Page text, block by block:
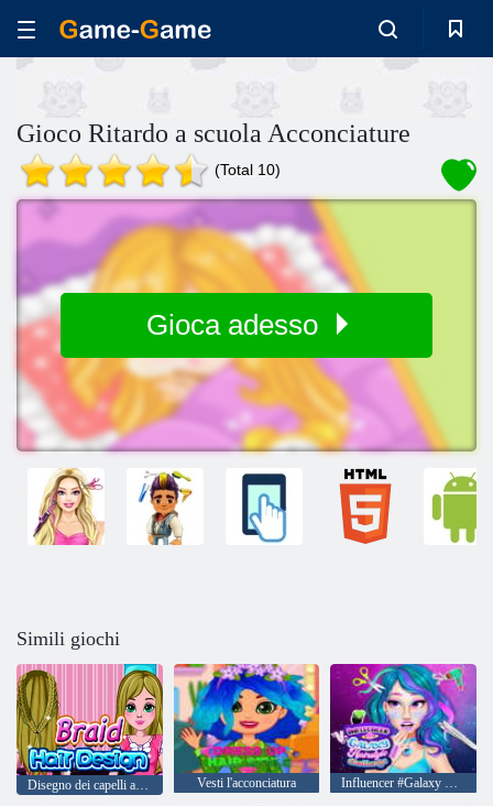
Gioco Ritardo a scuola Acconciature
(Total 10)
Gioca adesso
Simili giochi
Disegno dei capelli a treccia Vesti l'acconciatura Influencer #Galaxy Hairstyle Challenge